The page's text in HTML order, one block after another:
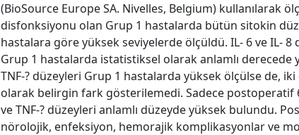
(BioSource Europe SA. Nivelles, Belgium) kullanılarak
disfonksiyonu olan Grup 1 hastalarda bütün sitokin
hastalara göre yüksek seviyelerde ölçüldü. IL- 6 ve IL-
Grup 1 hastalarda istatistiksel olarak anlamlı derecede
TNF-? düzeyleri Grup 1 hastalarda yüksek ölçülse de,
olarak belirgin fark gösterilemedi. Sadece postoperatif
ve TNF-? düzeyleri anlamlı düzeyde yüksek bulundu.
nörolojik, enfeksiyon, hemorajik komplikasyonlar ve